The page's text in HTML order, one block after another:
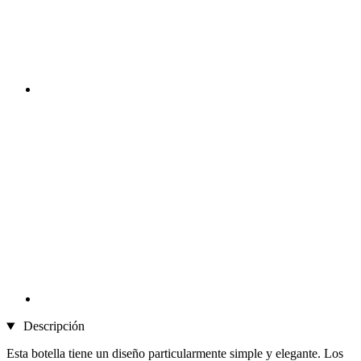
Descripción
Esta botella tiene un diseño particularmente simple y elegante. Los